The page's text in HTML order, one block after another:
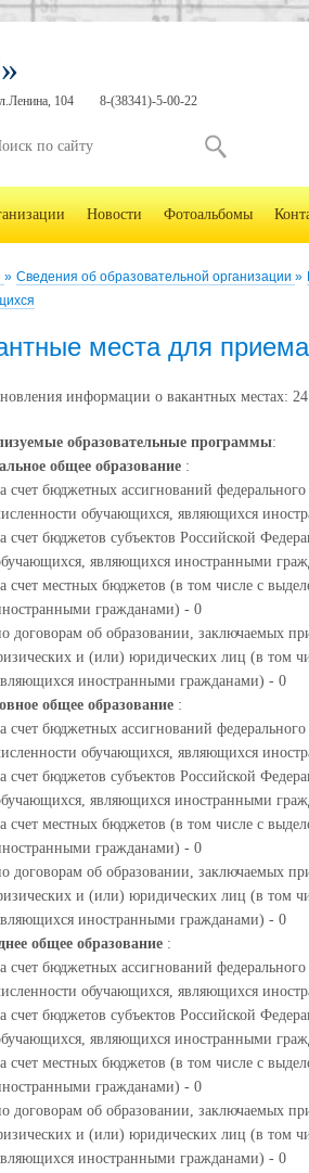
» Сведения об образовательной организации »
места для
информации о вакантных местах:
образовательные программы:
общее образование :
счет бюджетных ассигнований
обучающихся, являющихся
счет бюджетов субъектов Российской
являющихся иностранными
счет местных бюджетов (в том числе с
гражданами) - 0
договорам об образовании, заключаемых
и (или) юридических лиц (в том
иностранными гражданами) - 0
общее образование :
счет бюджетных ассигнований
обучающихся, являющихся
счет бюджетов субъектов Российской
являющихся иностранными
счет местных бюджетов (в том числе с
гражданами) - 0
договорам об образовании, заключаемых
и (или) юридических лиц (в том
иностранными гражданами) - 0
общее образование :
счет бюджетных ассигнований
обучающихся, являющихся
счет бюджетов субъектов Российской
являющихся иностранными
счет местных бюджетов (в том числе с
гражданами) - 0
договорам об образовании, заключаемых
и (или) юридических лиц (в том
иностранными гражданами) - 0
104 8-(38341)-5-00-22
Новости Фотоальбомы